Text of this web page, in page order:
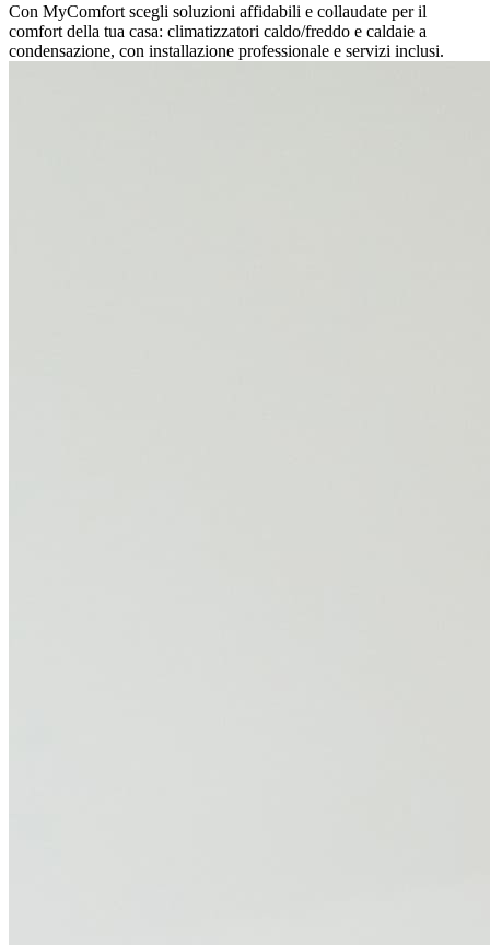
Con MyComfort scegli soluzioni affidabili e collaudate per il
comfort della tua casa: climatizzatori caldo/freddo e caldaie a
condensazione, con installazione professionale e servizi inclusi.